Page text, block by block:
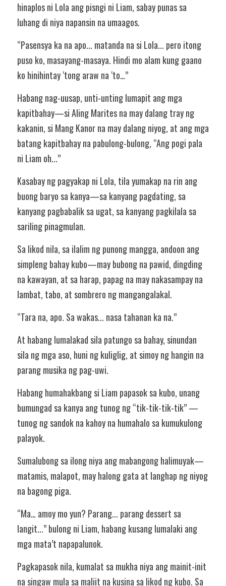
hinaplos ni Lola ang pisngi ni Liam, sabay punas sa
luhang di niya napansin na umaagos.
“Pasensya ka na apo... matanda na si Lola... pero itong
puso ko, masayang-masaya. Hindi mo alam kung gaano
ko hinihintay ‘tong araw na ‘to…”
Habang nag-uusap, unti-unting lumapit ang mga
kapitbahay—si Aling Marites na may dalang tray ng
kakanin, si Mang Kanor na may dalang niyog, at ang mga
batang kapitbahay na pabulong-bulong, “Ang pogi pala
ni Liam oh...”
Kasabay ng pagyakap ni Lola, tila yumakap na rin ang
buong baryo sa kanya—sa kanyang pagdating, sa
kanyang pagbabalik sa ugat, sa kanyang pagkilala sa
sariling pinagmulan.
Sa likod nila, sa ilalim ng punong mangga, andoon ang
simpleng bahay kubo—may bubong na pawid, dingding
na kawayan, at sa harap, papag na may nakasampay na
lambat, tabo, at sombrero ng mangangalakal.
“Tara na, apo. Sa wakas... nasa tahanan ka na.”
At habang lumalakad sila patungo sa bahay, sinundan
sila ng mga aso, huni ng kuliglig, at simoy ng hangin na
parang musika ng pag-uwi.
Habang humahakbang si Liam papasok sa kubo, unang
bumungad sa kanya ang tunog ng “tik-tik-tik-tik” —
tunog ng sandok na kahoy na humahalo sa kumukulong
palayok.
Sumalubong sa ilong niya ang mabangong halimuyak—
matamis, malapot, may halong gata at langhap ng niyog
na bagong piga.
“Ma… amoy mo yun? Parang... parang dessert sa
langit...” bulong ni Liam, habang kusang lumalaki ang
mga mata’t napapalunok.
Pagkapasok nila, kumalat sa mukha niya ang mainit-init
na singaw mula sa maliit na kusina sa likod ng kubo. Sa